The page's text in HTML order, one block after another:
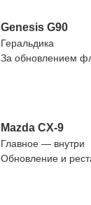
Genesis G90
Геральдика
За обновлением
Mazda CX-9
Главное — внутри
Обновление и